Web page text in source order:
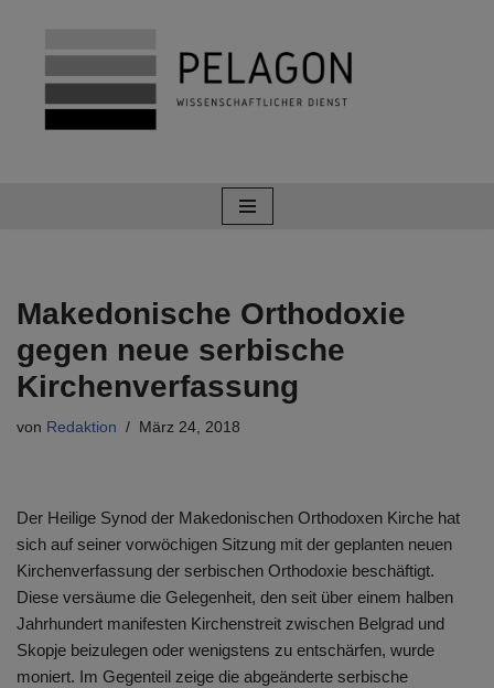
Zum
Inhalt
springen
Makedonische Orthodoxie
gegen neue serbische
Kirchenverfassung
von Redaktion März 24, 2018
Der Heilige Synod der Makedonischen Orthodoxen Kirche hat
sich auf seiner vorwöchigen Sitzung mit der geplanten neuen
Kirchenverfassung der serbischen Orthodoxie beschäftigt.
Diese versäume die Gelegenheit, den seit über einem halben
Jahrhundert manifesten Kirchenstreit zwischen Belgrad und
Skopje beizulegen oder wenigstens zu entschärfen, wurde
moniert. Im Gegenteil zeige die abgeänderte serbische